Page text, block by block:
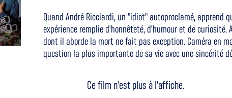
Quand André Ricciardi, un "idiot" autoproclamé,
expérience remplie d'honnêteté, d'humour et de
dont il aborde la mort ne fait pas exception. Caméra en
question la plus importante de sa vie avec une sincérité
Ce film n'est plus à l'affiche.